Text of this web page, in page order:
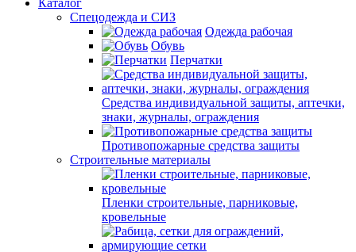
Каталог
Спецодежда и СИЗ
Одежда рабочая
Обувь
Перчатки
Средства индивидуальной защиты, аптечки,
знаки, журналы, ограждения
Противопожарные средства защиты
Строительные материалы
Пленки строительные, парниковые,
кровельные